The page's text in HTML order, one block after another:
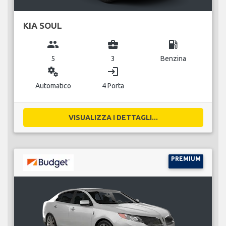
KIA SOUL
group
5
business_center
3
local_gas_station
Benzina
miscellaneous_services
Automatico
login
4 Porta
VISUALIZZA I DETTAGLI...
PREMIUM